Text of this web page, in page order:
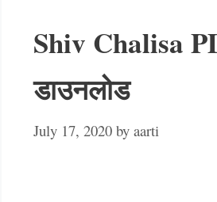
Shiv Chalisa
डाउनलोड
July 17, 2020 by aarti